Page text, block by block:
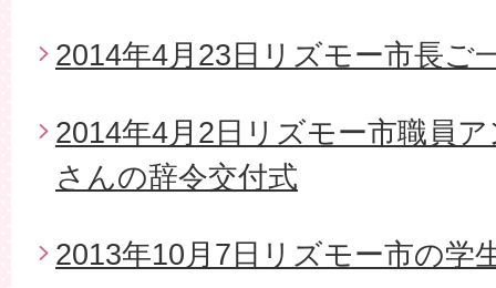
2014年4月23日リズモー市長ご
2014年4月2日リズモー市職員
さんの辞令交付式
2013年10月7日リズモー市の学